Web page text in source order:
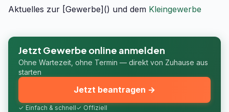
Aktuelles zur [Gewerbe]() und dem Kleingewerbe
Jetzt Gewerbe online anmelden
Ohne Wartezeit, ohne Termin — direkt von Zuhause aus
starten
✓ Einfach & schnell✓ Offiziell
Jetzt beantragen →